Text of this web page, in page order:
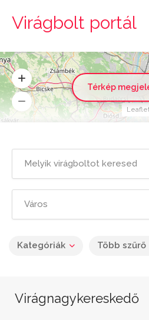
Virágbolt portál
Kategóriák Több szűrő
Virágnagykereskedő
Térkép